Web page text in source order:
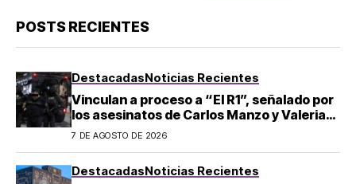
POSTS RECIENTES
DestacadasNoticias Recientes
Vinculan a proceso a “El R1”, señalado por
los asesinatos de Carlos Manzo y Valeria
Márquez
7 DE AGOSTO DE 2026
DestacadasNoticias Recientes